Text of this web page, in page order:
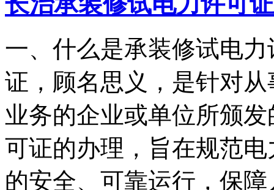
一、什么是承装修试电
证，顾名思义，是针对
业务的企业或单位所颁
可证的办理，旨在规范
的安全、可靠运行，保